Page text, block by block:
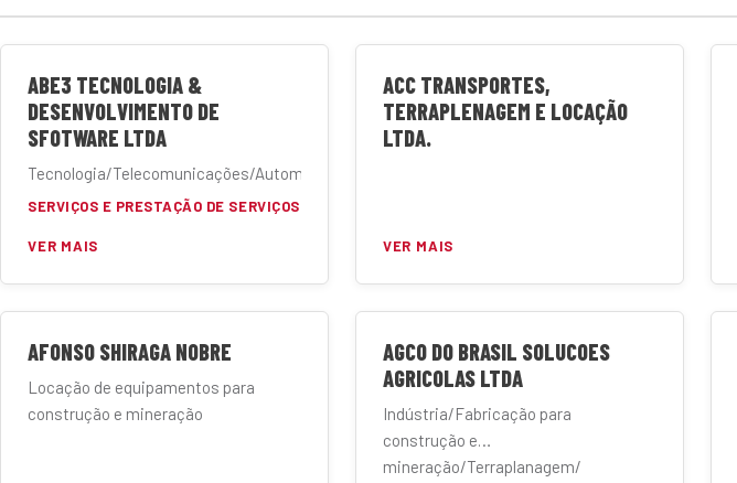
ABE3 TECNOLOGIA &
DESENVOLVIMENTO DE
SFOTWARE LTDA
Tecnologia/Telecomunicações/Automação
SERVIÇOS E PRESTAÇÃO DE SERVIÇOS
VER MAIS
ACC TRANSPORTES,
TERRAPLENAGEM E LOCAÇÃO
LTDA.
VER MAIS
AFONSO SHIRAGA NOBRE
Locação de equipamentos para
construção e mineração
AGCO DO BRASIL SOLUCOES
AGRICOLAS LTDA
Indústria/Fabricação para
construção e
mineração/Terraplanagem/